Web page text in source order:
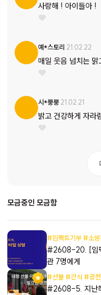
사랑해 ! 아이들아 !
예*스토리 21.02.22
매일 웃음 넘치는
시*뿡뿡 21.02.21
밝고 건강하게 자라
모금중인 모금함
#임팩트기부 #소
#2608-20. [임
관 7명에게
#산불 #간식 #광
#2608-5. 지난